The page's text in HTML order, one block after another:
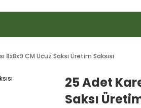
8x8x9 CM Ucuz Saksı Üretim Saksısı
25 Adet
Saksı